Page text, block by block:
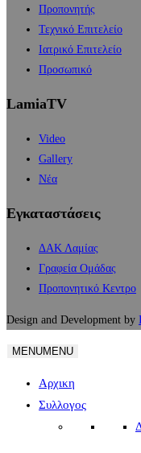
Προπονητής
Τεχνικό Επιτελείο
Ιατρικό Επιτελείο
Προσωπικό
LamiaTV
Video
Gallery
Νέα
Εγκαταστάσεις
ΔΑΚ Λαμίας
Γραφεία Ομάδας
Προπονητικό Κεντρο
Design and Development by
MENUMENU
Αρχικη
Συλλογος